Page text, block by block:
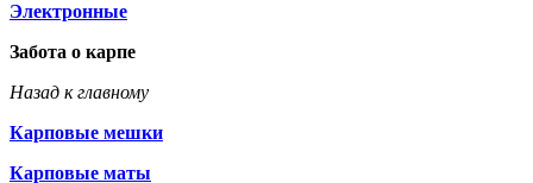
Электронные
Забота о карпе
Назад к главному
Карповые мешки
Карповые маты